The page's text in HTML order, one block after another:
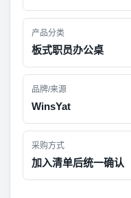
产品分类
板式职员办公桌
品牌/来源
WinsYat
采购方式
加入清单后统一确认